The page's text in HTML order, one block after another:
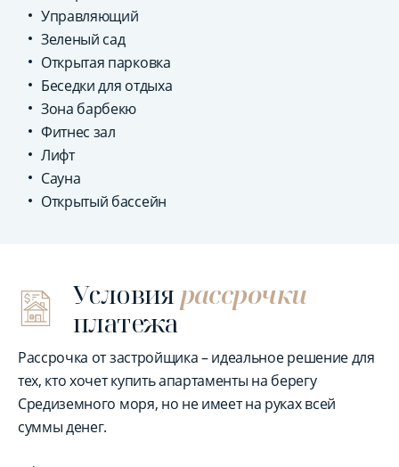
Управляющий
Зеленый сад
Открытая парковка
Беседки для отдыха
Зона барбекю
Фитнес зал
Лифт
Сауна
Открытый бассейн
Условиярассрочки
платежа
Рассрочка от застройщика – идеальное решение для
тех, кто хочет купить апартаменты на берегу
Средиземного моря, но не имеет на руках всей
суммы денег.